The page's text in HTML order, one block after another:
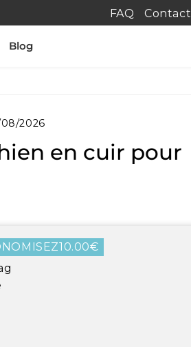
FAQ Contact
Blog
2026
en cuir pour
10.00€